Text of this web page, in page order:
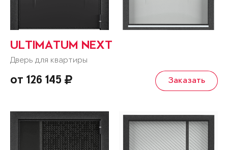
ULTIMATUM NEXT
Дверь для квартиры
от 126 145 Заказать